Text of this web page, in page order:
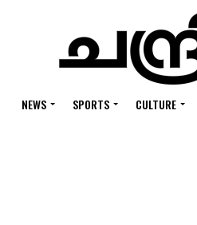
NEWS SPORTS CULTURE